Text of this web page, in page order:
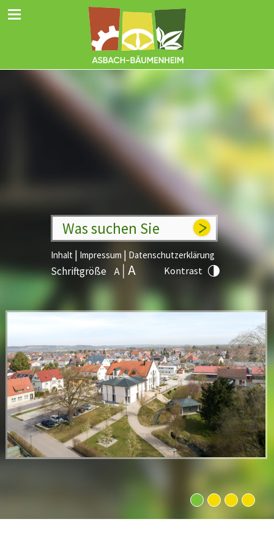
Was suchen Sie
Inhalt | Impressum | Datenschutzerklärung
Schriftgröße Kontrast